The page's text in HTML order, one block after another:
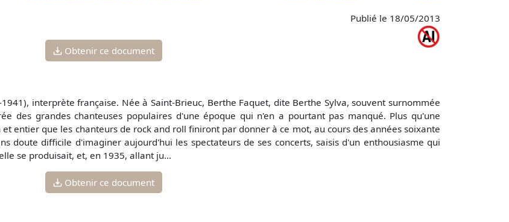
Publié le 18/05/2013
Obtenir ce document
interprète française. Née à Saint-Brieuc, Berthe Faquet, dite Berthe Sylva, souvent surnommée
des grandes chanteuses populaires d'une époque qui n'en a pourtant pas manqué. Plus qu'une
entier que les chanteurs de rock and roll finiront par donner à ce mot, au cours des années soixante
doute difficile d'imaginer aujourd'hui les spectateurs de ses concerts, saisis d'un enthousiasme qui
se produisait, et, en 1935, allant ju...
Obtenir ce document